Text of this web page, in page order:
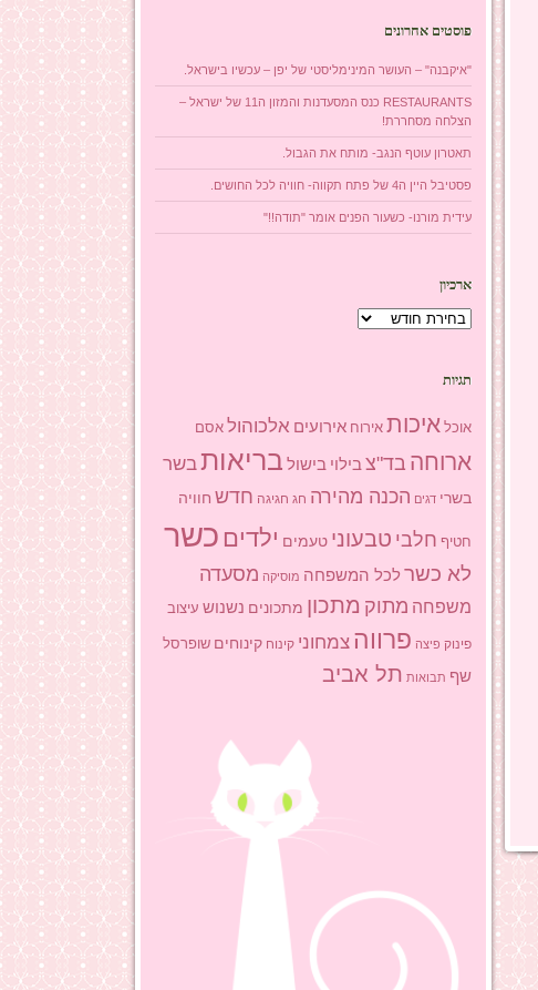
פוסטים אחרונים
"איקבנה" – העושר המינימליסטי של יפן – עכשיו בישראל.
RESTAURANTS כנס המסעדנות והמזון ה11 של ישראל –
הצלחה מסחררת!
תאטרון עוטף הנגב- מותח את הגבול.
פסטיבל היין ה4 של פתח תקווה- חוויה לכל החושים.
עידית מורנו- כשעור הפנים אומר "תודה!!"
ארכיון
ארכיון
תגיות
אוכל איכות אירוח אירועים אלכוהול אסם
ארוחה בד"צ בילוי בישול בריאותבשר
בשרי דגים הכנה מהירה חג חגיגה חדש חוויה
חטיף חלבי טבעוני טעמים ילדים כשר
לא כשר לכל המשפחה מוסיקה מסעדה
משפחה מתוק מתכון מתכונים נשנוש עיצוב
פינוק פיצה פרווה צמחוני קינוח קינוחים שופרסל
שף תבואות תל אביב